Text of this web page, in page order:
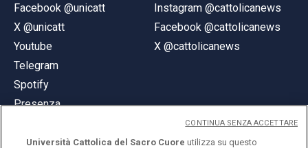
Facebook @unicatt
X @unicatt
Youtube
Telegram
Spotify
Presenza
Instagram @cattolicanews
Facebook @cattolicanews
X @cattolicanews
Università Cattolica del Sacro Cuore utilizza su questo
CONTINUA SENZA ACCETTARE